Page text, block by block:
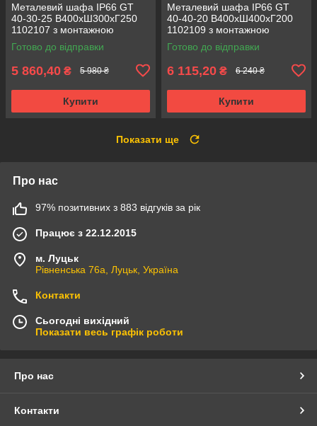
Металевий шафа IP66 GT
40-30-25 В400хШ300хГ250
1102107 з монтажною
панеллю (розподільчий, 1
замок)
Готово до відправки
5 860,40 ₴ 5 980 ₴
Купити
Металевий шафа IP66 GT
40-40-20 В400хШ400хГ200
1102109 з монтажною
панеллю (розподільчий, 1
замок)
Готово до відправки
6 115,20 ₴ 6 240 ₴
Купити
Показати ще
Про нас
97% позитивних з 883 відгуків за рік
Працює з 22.12.2015
м. Луцьк
Рівненська 76а, Луцьк, Україна
Контакти
Сьогодні вихідний
Показати весь графік роботи
Про нас
Контакти